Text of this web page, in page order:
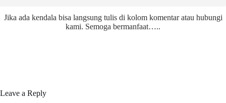
Jika ada kendala bisa langsung tulis di kolom komentar atau hubungi
kami. Semoga bermanfaat…..
Leave a Reply